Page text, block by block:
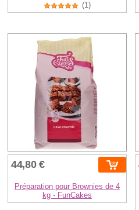
(1)
44,80 €
Préparation pour Brownies de 4
kg - FunCakes